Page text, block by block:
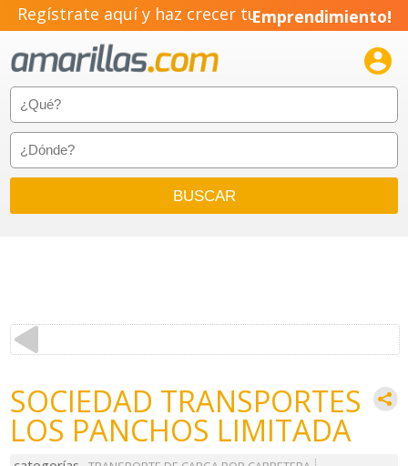
Regístrate aquí y haz crecer tuEmprendimiento!

SOCIEDAD TRANSPORTES
LOS PANCHOS LIMITADA